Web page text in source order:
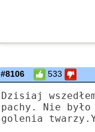
#8106 533
Dzisiaj
pachy. Nie
golenia